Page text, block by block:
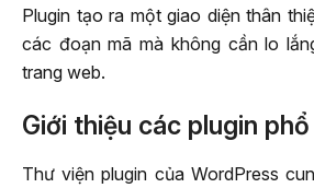
Plugin tạo ra một giao diện thân
các đoạn mã mà không cần lo
trang web.
Giới thiệu các plugin
Thư viện plugin của WordPress